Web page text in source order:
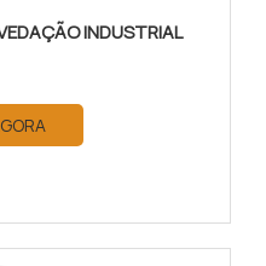
INDUSTRIAL